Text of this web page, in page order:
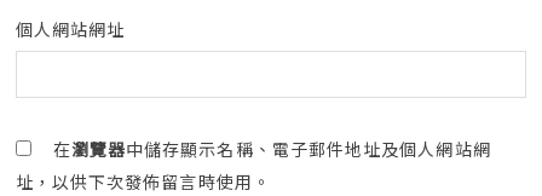
個人網站網址
在瀏覽器中儲存顯示名稱、電子郵件地址及個人網站網
址，以供下次發佈留言時使用。